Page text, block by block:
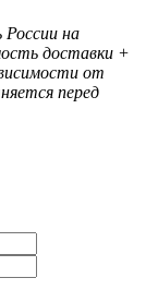
России на
доставки +
от
перед